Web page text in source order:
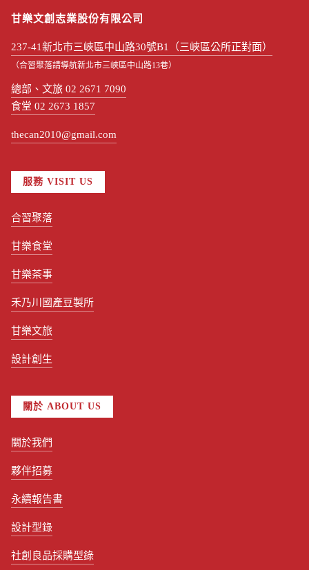
甘樂文創志業股份有限公司
237-41新北市三峽區中山路30號B1（三峽區公所正對面）
（合習聚落請導航新北市三峽區中山路13巷）
總部、文旅 02 2671 7090
食堂 02 2673 1857
thecan2010@gmail.com
服務 VISIT US
合習聚落
甘樂食堂
甘樂茶事
禾乃川國產豆製所
甘樂文旅
設計創生
關於 ABOUT US
關於我們
夥伴招募
永續報告書
設計型錄
社創良品採購型錄